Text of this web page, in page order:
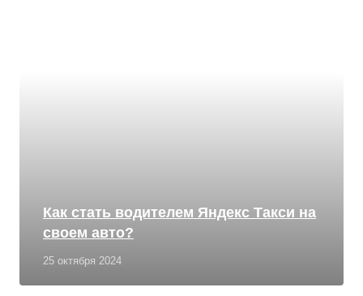
25 октября 2024
Как стать водителем Яндекс Такси на
своем авто?